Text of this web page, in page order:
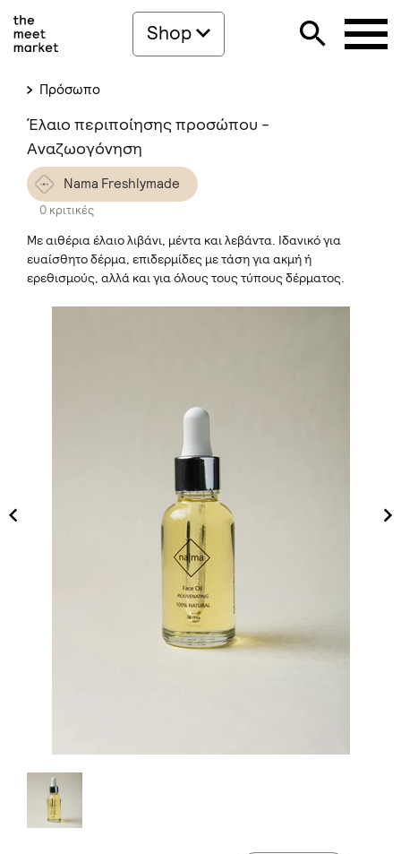
Shop
Πρόσωπο
Έλαιο περιποίησης προσώπου -
Αναζωογόνηση
Nama Freshlymade
0 κριτικές
Με αιθέρια έλαιο λιβάνι, μέντα και λεβάντα. Ιδανικό για
ευαίσθητο δέρμα, επιδερμίδες με τάση για ακμή ή
ερεθισμούς, αλλά και για όλους τους τύπους δέρματος.